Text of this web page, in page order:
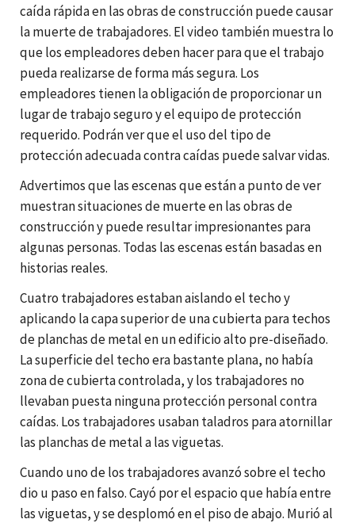
caída rápida en las obras de construcción puede causar
la muerte de trabajadores. El video también muestra lo
que los empleadores deben hacer para que el trabajo
pueda realizarse de forma más segura. Los
empleadores tienen la obligación de proporcionar un
lugar de trabajo seguro y el equipo de protección
requerido. Podrán ver que el uso del tipo de
protección adecuada contra caídas puede salvar vidas.
Advertimos que las escenas que están a punto de ver
muestran situaciones de muerte en las obras de
construcción y puede resultar impresionantes para
algunas personas. Todas las escenas están basadas en
historias reales.
Cuatro trabajadores estaban aislando el techo y
aplicando la capa superior de una cubierta para techos
de planchas de metal en un edificio alto pre-diseñado.
La superficie del techo era bastante plana, no había
zona de cubierta controlada, y los trabajadores no
llevaban puesta ninguna protección personal contra
caídas. Los trabajadores usaban taladros para atornillar
las planchas de metal a las viguetas.
Cuando uno de los trabajadores avanzó sobre el techo
dio u paso en falso. Cayó por el espacio que había entre
las viguetas, y se desplomó en el piso de abajo. Murió al